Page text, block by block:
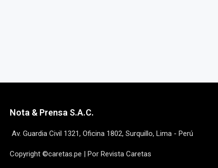
Nota & Prensa S.A.C.
Av. Guardia Civil 1321, Oficina 1802, Surquillo, Lima - Perú
Copyright ©caretas.pe | Por Revista Caretas